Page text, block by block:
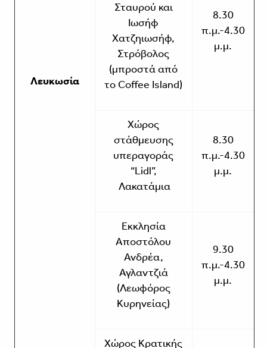
Λευκωσία
Σταυρού και
Ιωσήφ
Χατζηιωσήφ,
Στρόβολος
(μπροστά από
το Coffee Island)
8.30
π.μ.-4.30
μ.μ.
Χώρος
στάθμευσης
υπεραγοράς
“Lidl”,
Λακατάμια
8.30
π.μ.-4.30
μ.μ.
Εκκλησία
Αποστόλου
Ανδρέα,
Αγλαντζιά
(Λεωφόρος
Κυρηνείας)
9.30
π.μ.-4.30
μ.μ.
Χώρος Κρατικής